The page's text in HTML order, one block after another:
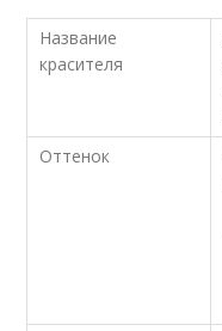
Название
красителя
Оттенок